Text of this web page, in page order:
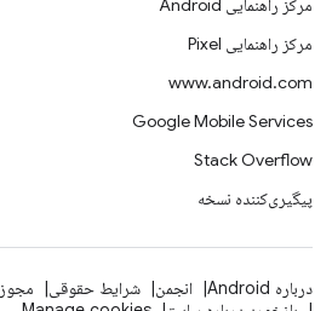
مرکز راهنمایی Android
مرکز راهنمایی Pixel
www.android.com
Google Mobile Services
Stack Overflow
پیگیری‌کننده نسخه
درباره Android انجمن شرایط حقوقی مجوز